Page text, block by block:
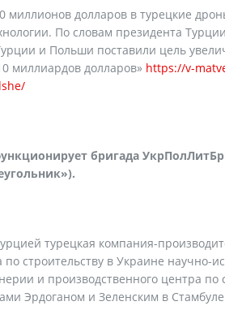
миллионов долларов в турецкие
По словам президента
и Польши поставили цель
миллиардов долларов» https://v-
бригада
турецкая компания-
строительству в Украине научно-
и производственного центра
Эрдоганом и Зеленским в